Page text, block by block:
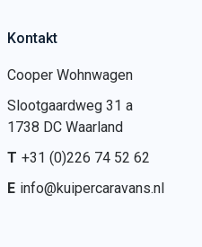
Kontakt
Cooper Wohnwagen
Slootgaardweg 31 a
1738 DC Waarland
T +31 (0)226 74 52 62
E info@kuipercaravans.nl